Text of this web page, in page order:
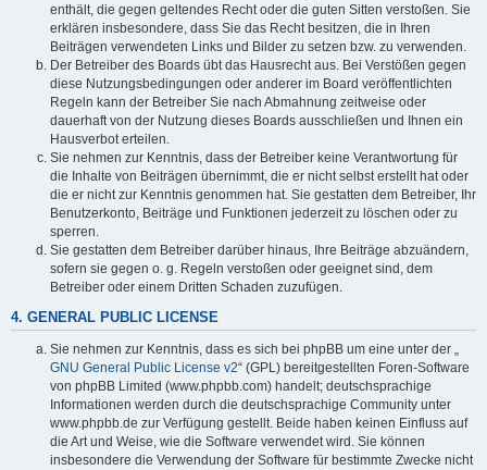
enthält, die gegen geltendes Recht oder die guten Sitten verstoßen. Sie
erklären insbesondere, dass Sie das Recht besitzen, die in Ihren
Beiträgen verwendeten Links und Bilder zu setzen bzw. zu verwenden.
Der Betreiber des Boards übt das Hausrecht aus. Bei Verstößen gegen
diese Nutzungsbedingungen oder anderer im Board veröffentlichten
Regeln kann der Betreiber Sie nach Abmahnung zeitweise oder
dauerhaft von der Nutzung dieses Boards ausschließen und Ihnen ein
Hausverbot erteilen.
Sie nehmen zur Kenntnis, dass der Betreiber keine Verantwortung für
die Inhalte von Beiträgen übernimmt, die er nicht selbst erstellt hat oder
die er nicht zur Kenntnis genommen hat. Sie gestatten dem Betreiber, Ihr
Benutzerkonto, Beiträge und Funktionen jederzeit zu löschen oder zu
sperren.
Sie gestatten dem Betreiber darüber hinaus, Ihre Beiträge abzuändern,
sofern sie gegen o. g. Regeln verstoßen oder geeignet sind, dem
Betreiber oder einem Dritten Schaden zuzufügen.
4. GENERAL PUBLIC LICENSE
Sie nehmen zur Kenntnis, dass es sich bei phpBB um eine unter der „
GNU General Public License v2“ (GPL) bereitgestellten Foren-Software
von phpBB Limited (www.phpbb.com) handelt; deutschsprachige
Informationen werden durch die deutschsprachige Community unter
www.phpbb.de zur Verfügung gestellt. Beide haben keinen Einfluss auf
die Art und Weise, wie die Software verwendet wird. Sie können
insbesondere die Verwendung der Software für bestimmte Zwecke nicht